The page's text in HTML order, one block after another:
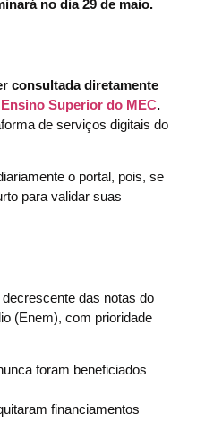
no dia 29 de maio.
consultada diretamente
Superior do MEC.
de serviços digitais do
o portal, pois, se
para validar suas
das notas do
(Enem), com prioridade
foram beneficiados
financiamentos